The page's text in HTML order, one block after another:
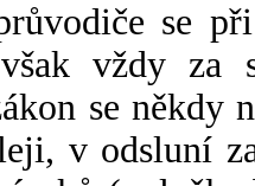
se
vždy za
se někdy
v odsluní